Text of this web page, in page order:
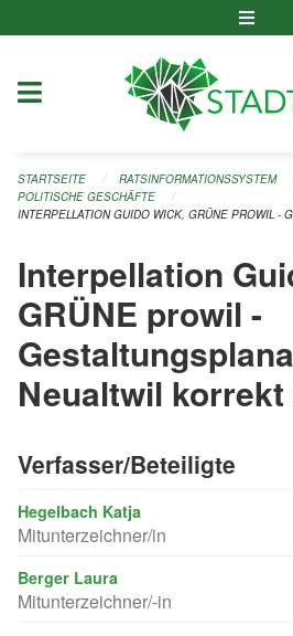
STARTSEITE
RATSINFORMATIONSSYSTEM
POLITISCHE GESCHÄFTE
INTERPELLATION GUIDO WICK, GRÜNE PROWIL -
Interpellation
GRÜNE prowil -
Neualtwil
Verfasser/Beteiligte
Hegelbach Katja
Mitunterzeichner/in
Berger Laura
Mitunterzeichner/-in